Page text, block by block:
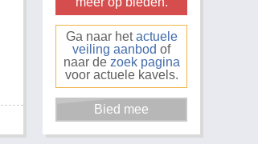
Ga naar hetactuele
veiling aanbod of
naar de zoek pagina
voor actuele kavels.